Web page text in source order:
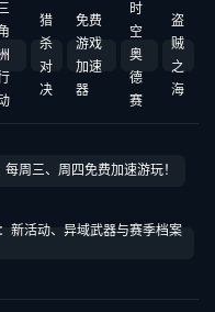
猎
杀
对
决
免费
游戏
加速
器
时
空
奥
德
赛
盗
贼
之
海
周三、周四免费加速游玩！
新活动、异域武器与赛季档案